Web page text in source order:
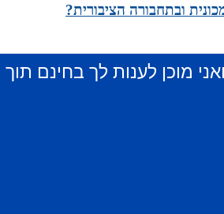
ובתחבורה הציבורית?
מוכן לענות לך בחינם